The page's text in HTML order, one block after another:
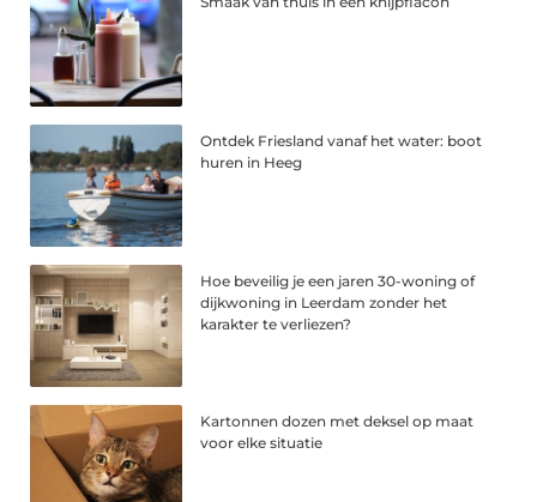
Ontdek Friesland vanaf het water: boot
huren in Heeg
Hoe beveilig je een jaren 30-woning of
dijkwoning in Leerdam zonder het
karakter te verliezen?
Kartonnen dozen met deksel op maat
voor elke situatie